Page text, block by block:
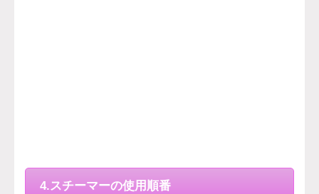
4.スチーマーの使用順番